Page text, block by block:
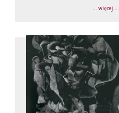
... więcej ...